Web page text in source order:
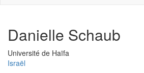
Danielle Schaub
Université
Université de Haïfa
Israël